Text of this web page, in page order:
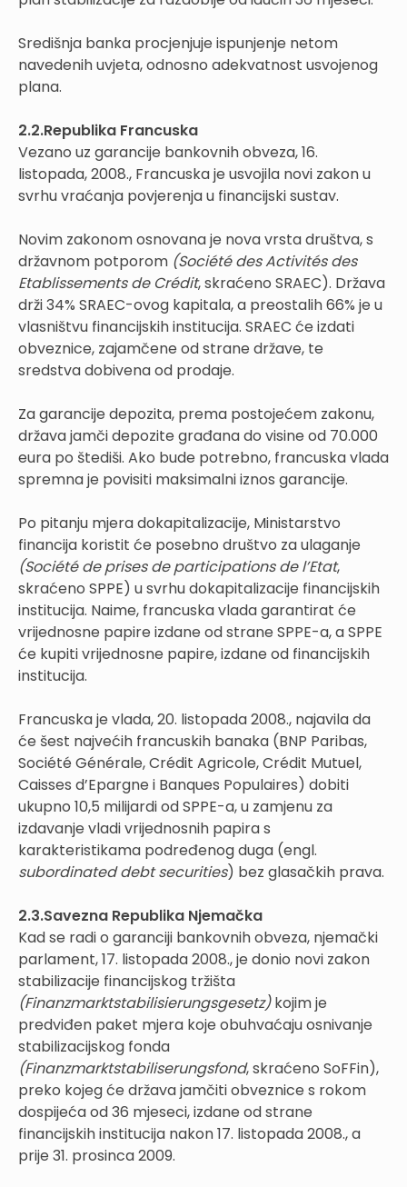
Središnja banka procjenjuje ispunjenje netom
navedenih uvjeta, odnosno adekvatnost usvojenog
plana.
2.2.Republika Francuska
Vezano uz garancije bankovnih obveza, 16.
listopada, 2008., Francuska je usvojila novi zakon u
svrhu vraćanja povjerenja u financijski sustav.
Novim zakonom osnovana je nova vrsta društva, s
državnom potporom (Société des Activités des
Etablissements de Crédit, skraćeno SRAEC). Država
drži 34% SRAEC-ovog kapitala, a preostalih 66% je u
vlasništvu financijskih institucija. SRAEC će izdati
obveznice, zajamčene od strane države, te
sredstva dobivena od prodaje.
Za garancije depozita, prema postojećem zakonu,
država jamči depozite građana do visine od 70.000
eura po štediši. Ako bude potrebno, francuska vlada
spremna je povisiti maksimalni iznos garancije.
Po pitanju mjera dokapitalizacije, Ministarstvo
financija koristit će posebno društvo za ulaganje
(Société de prises de participations de l’Etat,
skraćeno SPPE) u svrhu dokapitalizacije financijskih
institucija. Naime, francuska vlada garantirat će
vrijednosne papire izdane od strane SPPE-a, a SPPE
će kupiti vrijednosne papire, izdane od financijskih
institucija.
Francuska je vlada, 20. listopada 2008., najavila da
će šest najvećih francuskih banaka (BNP Paribas,
Société Générale, Crédit Agricole, Crédit Mutuel,
Caisses d’Epargne i Banques Populaires) dobiti
ukupno 10,5 milijardi od SPPE-a, u zamjenu za
izdavanje vladi vrijednosnih papira s
karakteristikama podređenog duga (engl.
subordinated debt securities) bez glasačkih prava.
2.3.Savezna Republika Njemačka
Kad se radi o garanciji bankovnih obveza, njemački
parlament, 17. listopada 2008., je donio novi zakon
stabilizacije financijskog tržišta
(Finanzmarktstabilisierungsgesetz)kojim je
predviđen paket mjera koje obuhvaćaju osnivanje
stabilizacijskog fonda
(Finanzmarktstabiliserungsfond, skraćeno SoFFin),
preko kojeg će država jamčiti obveznice s rokom
dospijeća od 36 mjeseci, izdane od strane
financijskih institucija nakon 17. listopada 2008., a
prije 31. prosinca 2009.